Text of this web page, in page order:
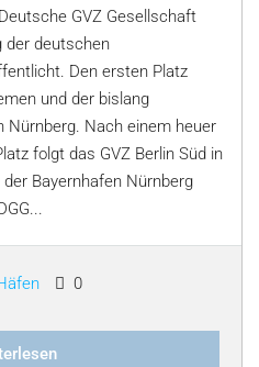
GVZ Gesellschaft
der deutschen
Den ersten Platz
und der bislang
Nürnberg. Nach einem heuer
folgt das GVZ Berlin Süd in
Bayernhafen Nürnberg
0